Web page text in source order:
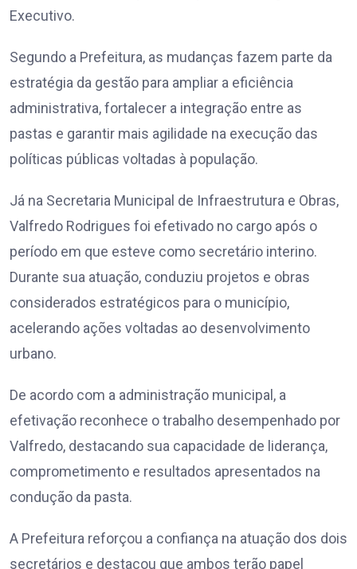
Executivo.
Segundo a Prefeitura, as mudanças fazem parte da
estratégia da gestão para ampliar a eficiência
administrativa, fortalecer a integração entre as
pastas e garantir mais agilidade na execução das
políticas públicas voltadas à população.
Já na Secretaria Municipal de Infraestrutura e Obras,
Valfredo Rodrigues foi efetivado no cargo após o
período em que esteve como secretário interino.
Durante sua atuação, conduziu projetos e obras
considerados estratégicos para o município,
acelerando ações voltadas ao desenvolvimento
urbano.
De acordo com a administração municipal, a
efetivação reconhece o trabalho desempenhado por
Valfredo, destacando sua capacidade de liderança,
comprometimento e resultados apresentados na
condução da pasta.
A Prefeitura reforçou a confiança na atuação dos dois
secretários e destacou que ambos terão papel